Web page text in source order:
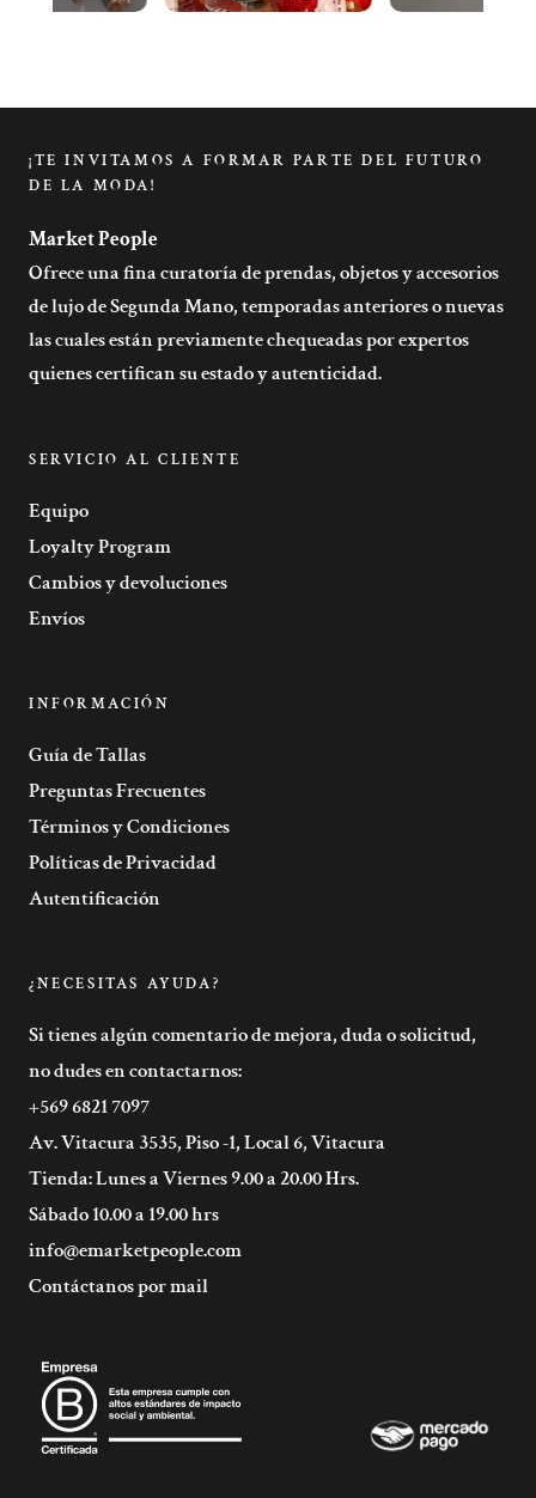
¡TE INVITAMOS A FORMAR PARTE DEL FUTURO
DE LA MODA!
Market People
Ofrece una fina curatoría de prendas, objetos y accesorios
de lujo de Segunda Mano, temporadas anteriores o nuevas
las cuales están previamente chequeadas por expertos
quienes certifican su estado y autenticidad.
SERVICIO AL CLIENTE
Equipo
Loyalty Program
Cambios y devoluciones
Envíos
INFORMACIÓN
Guía de Tallas
Preguntas Frecuentes
Términos y Condiciones
Políticas de Privacidad
Autentificación
¿NECESITAS AYUDA?
Si tienes algún comentario de mejora, duda o solicitud,
no dudes en contactarnos:
+569 6821 7097
Av. Vitacura 3535, Piso -1, Local 6, Vitacura
Tienda: Lunes a Viernes 9.00 a 20.00 Hrs.
Sábado 10.00 a 19.00 hrs
info@emarketpeople.com
Contáctanos por mail